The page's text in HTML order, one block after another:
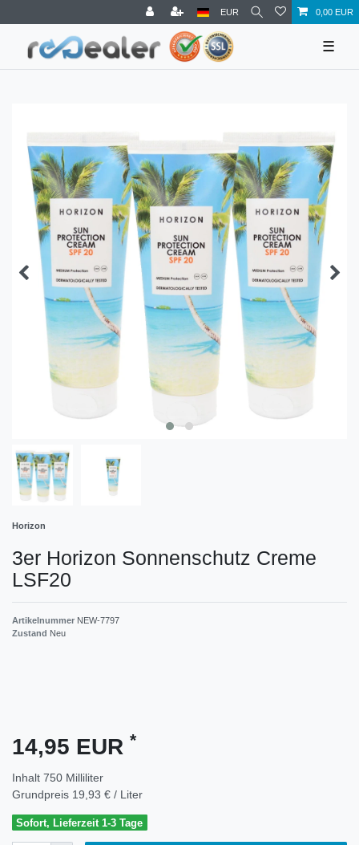
EUR 0,00 EUR
☰
Horizon
3er Horizon Sonnenschutz Creme
LSF20
Artikelnummer NEW-7797
Zustand Neu
14,95 EUR *
Inhalt 750 Milliliter
Grundpreis 19,93 € / Liter
Sofort, Lieferzeit 1-3 Tage